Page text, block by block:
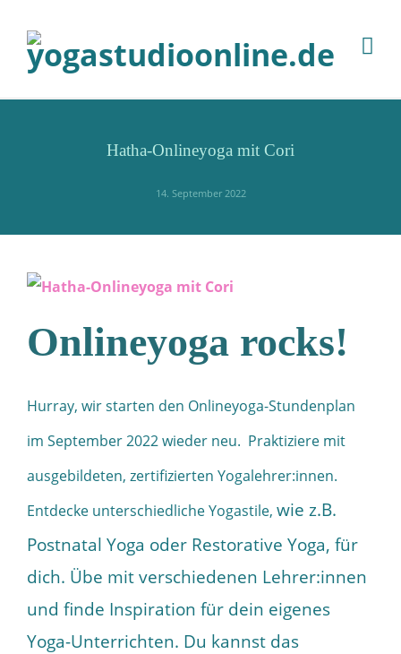
Hatha-Onlineyoga mit Cori
14. September 2022
Onlineyoga rocks!
Hurray, wir starten den Onlineyoga-Stundenplan
im September 2022 wieder neu. Praktiziere mit
ausgebildeten, zertifizierten Yogalehrer:innen.
Entdecke unterschiedliche Yogastile, wie z.B.
Postnatal Yoga oder Restorative Yoga, für
dich. Übe mit verschiedenen Lehrer:innen
und finde Inspiration für dein eigenes
Yoga-Unterrichten. Du kannst das